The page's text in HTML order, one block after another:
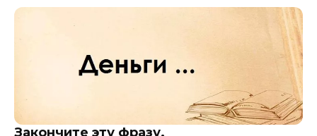
Закончите эту фразу.